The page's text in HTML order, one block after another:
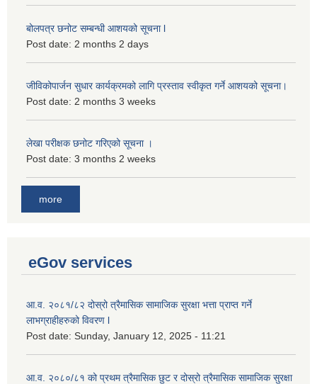
बोलपत्र छनोट सम्बन्धी आशयको सूचना l
Post date: 2 months 2 days
जीविकोपार्जन सुधार कार्यक्रमको लागि प्रस्ताव स्वीकृत गर्ने आशयको सूचना।
Post date: 2 months 3 weeks
लेखा परीक्षक छनोट गरिएको सूचना ।
Post date: 3 months 2 weeks
more
eGov services
आ.व. २०८१/८२ दोस्रो त्रैमासिक सामाजिक सुरक्षा भत्ता प्राप्त गर्ने
लाभग्राहीहरुको विवरण l
Post date: Sunday, January 12, 2025 - 11:21
आ.व. २०८०/८१ को प्रथम त्रैमासिक छुट र दोस्रो त्रैमासिक सामाजिक सुरक्षा